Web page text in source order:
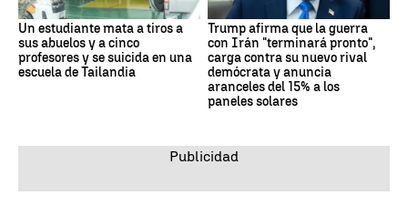
Un estudiante mata a tiros a
sus abuelos y a cinco
profesores y se suicida en una
escuela de Tailandia
Trump afirma que la guerra
con Irán "terminará pronto",
carga contra su nuevo rival
demócrata y anuncia
aranceles del 15% a los
paneles solares